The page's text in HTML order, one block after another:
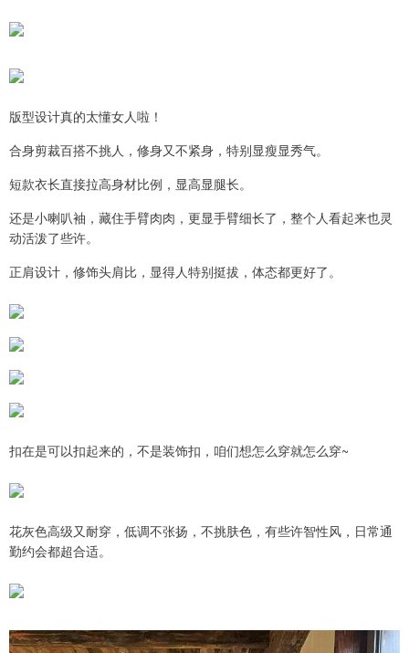
版型设计真的太懂女人啦！
合身剪裁百搭不挑人，修身又不紧身，特别显瘦显秀气。
短款衣长直接拉高身材比例，显高显腿长。
还是小喇叭袖，藏住手臂肉肉，更显手臂细长了，整个人看起来也灵
动活泼了些许。
正肩设计，修饰头肩比，显得人特别挺拔，体态都更好了。
扣在是可以扣起来的，不是装饰扣，咱们想怎么穿就怎么穿~
花灰色高级又耐穿，低调不张扬，不挑肤色，有些许智性风，日常通
勤约会都超合适。